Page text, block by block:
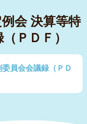
会 決算等特
ＰＤＦ）
員会会議録（ＰＤ